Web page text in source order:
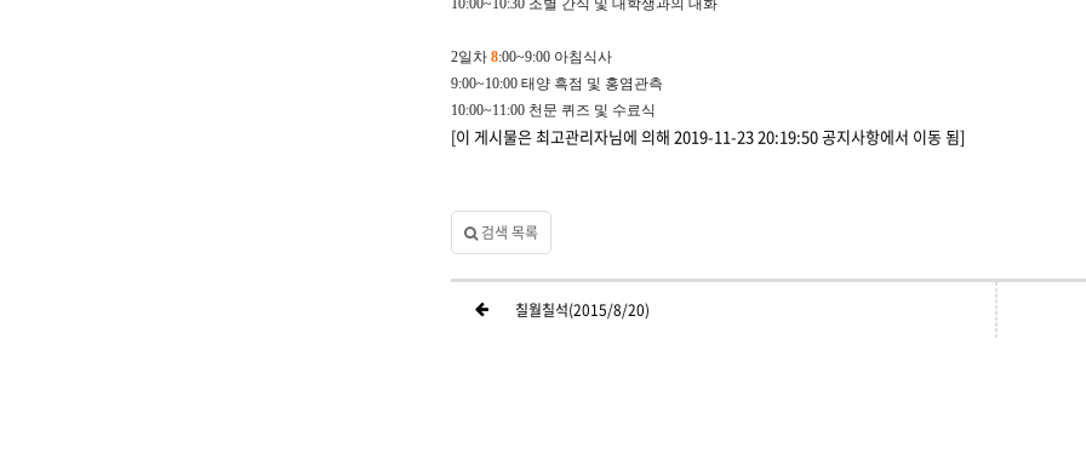
10:00~10:30 조별 간식 및 대학생과의 대화
2일차 8:00~9:00 아침식사
9:00~10:00 태양 흑점 및 홍염관측
10:00~11:00 천문 퀴즈 및 수료식
[이 게시물은 최고관리자님에 의해 2019-11-23 20:19:50 공지사항에서 이동 됨]
검색 목록
칠월칠석(2015/8/20)